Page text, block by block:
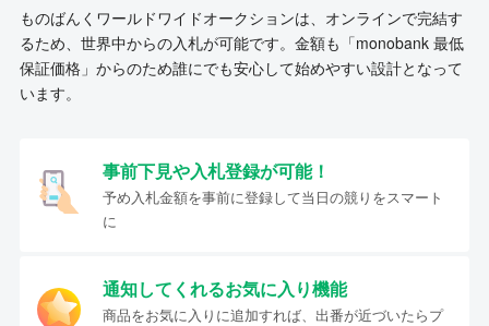
ものばんくワールドワイドオークションは、オンラインで完結す
るため、世界中からの入札が可能です。金額も「monobank 最低
保証価格」からのため誰にでも安心して始めやすい設計となって
います。
事前下見や入札登録が可能！
予め入札金額を事前に登録して当日の競りをスマート
に
通知してくれるお気に入り機能
商品をお気に入りに追加すれば、出番が近づいたらプ